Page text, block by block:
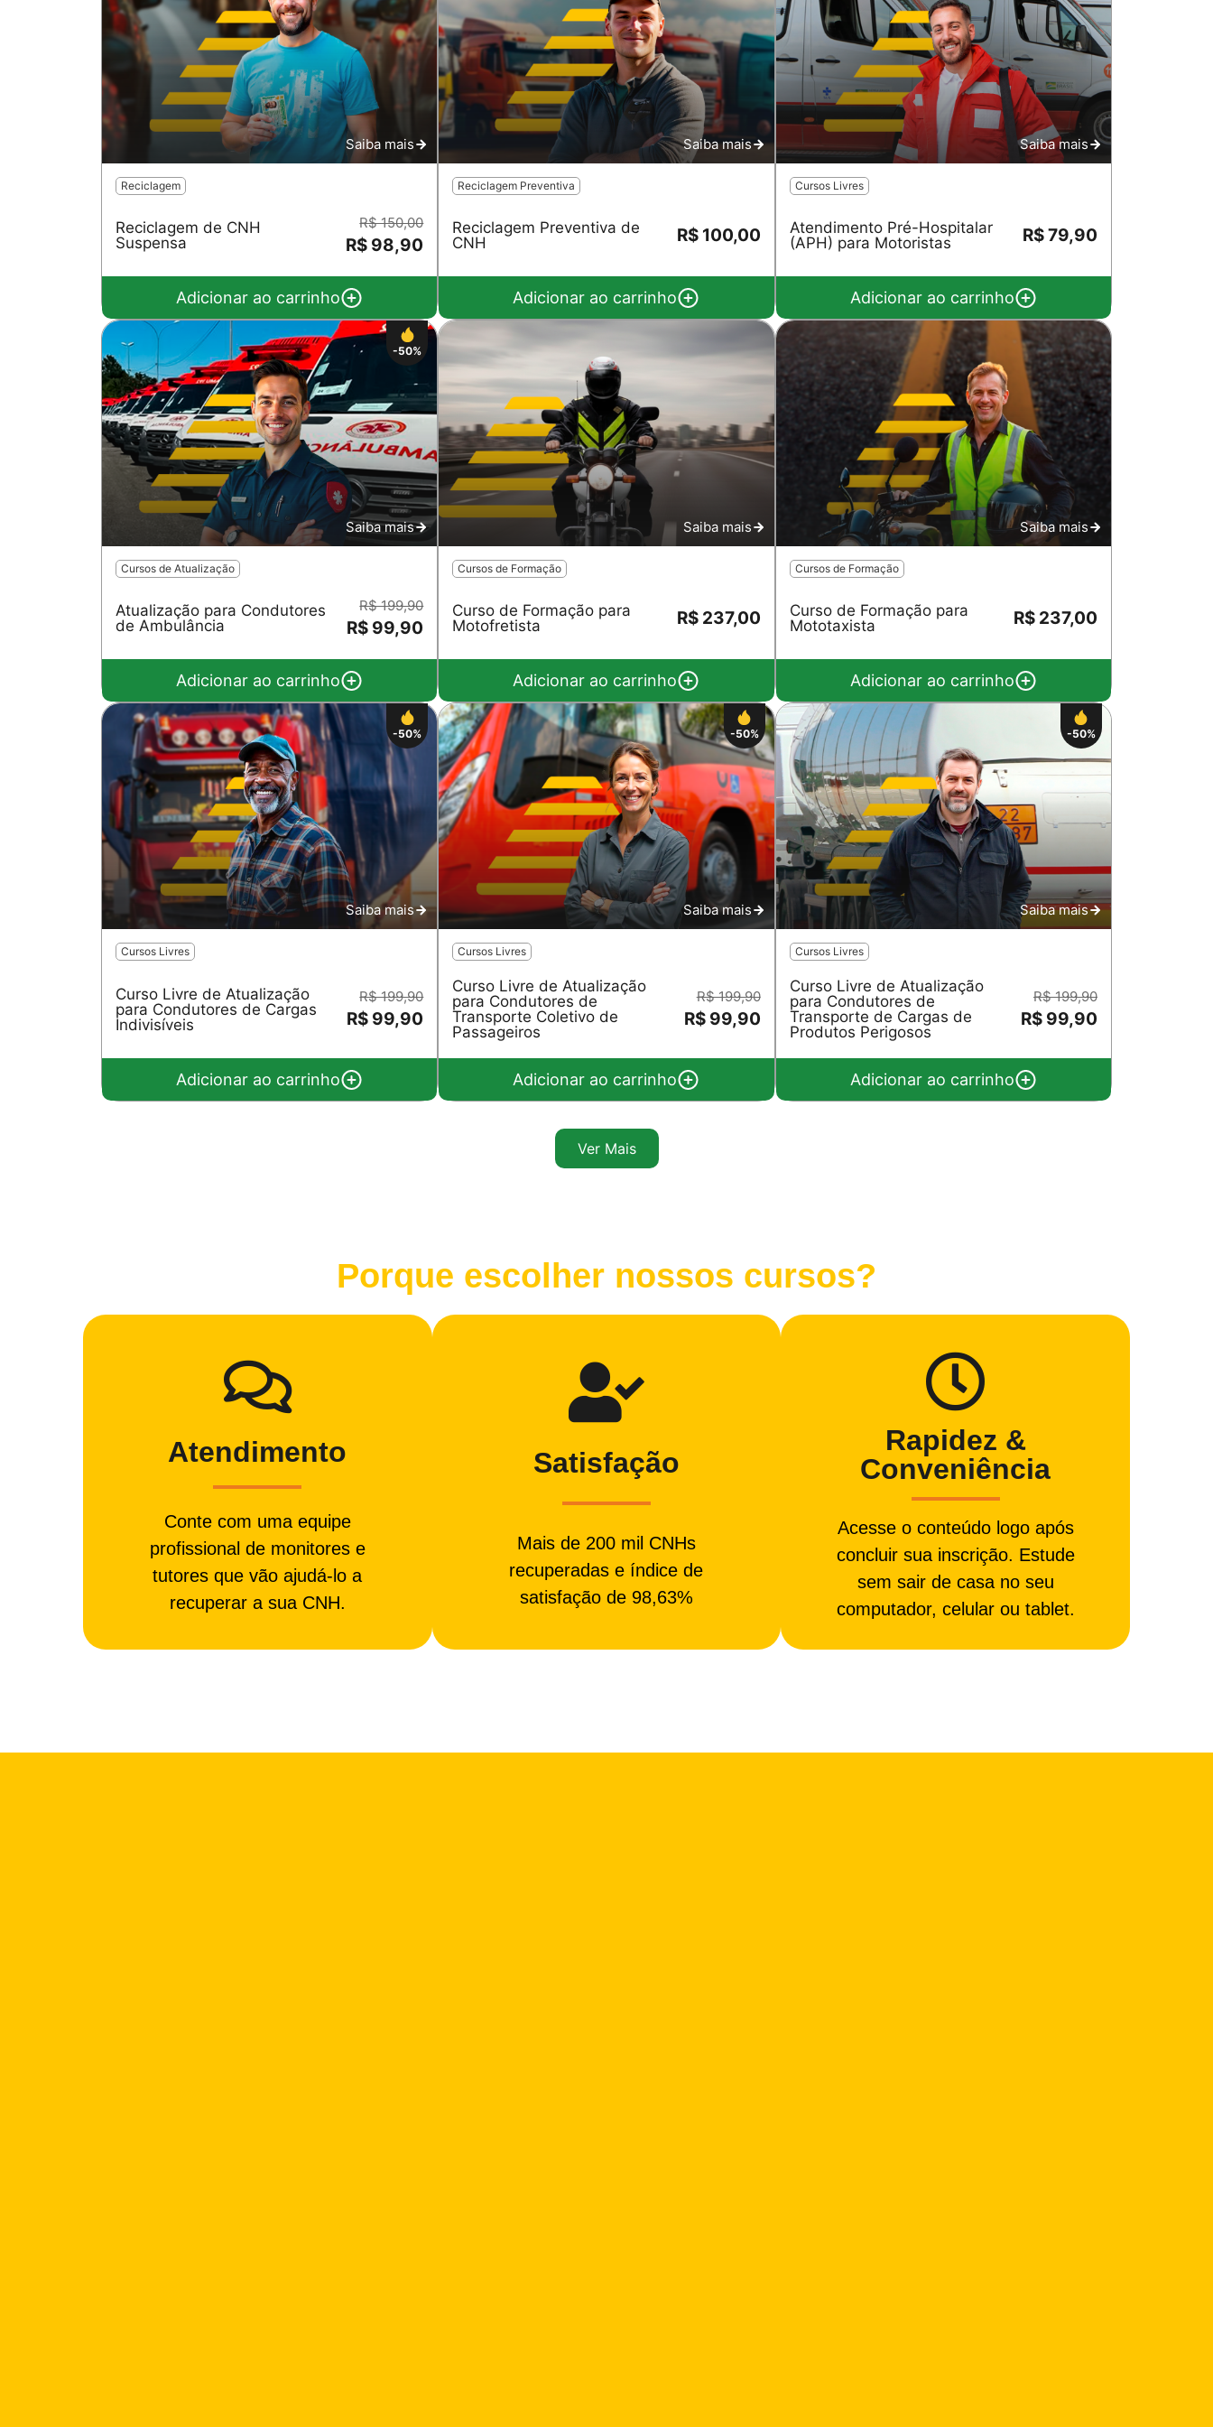
Salvar
Saiba mais
Reciclagem
Reciclagem de CNH
Suspensa
R$ 150,00
R$ 98,90
Adicionar ao carrinho
Saiba mais
Reciclagem Preventiva
Reciclagem Preventiva de
CNH
R$ 100,00
Adicionar ao carrinho
Saiba mais
Cursos Livres
Atendimento Pré-Hospitalar
(APH) para Motoristas
R$ 79,90
Adicionar ao carrinho
-50%
Saiba mais
Cursos de Atualização
Atualização para Condutores
de Ambulância
R$ 199,90
R$ 99,90
Adicionar ao carrinho
Saiba mais
Cursos de Formação
Curso de Formação para
Motofretista
R$ 237,00
Adicionar ao carrinho
Saiba mais
Cursos de Formação
Curso de Formação para
Mototaxista
R$ 237,00
Adicionar ao carrinho
-50%
Saiba mais
Cursos Livres
Curso Livre de Atualização
para Condutores de Cargas
Indivisíveis
R$ 199,90
R$ 99,90
Adicionar ao carrinho
-50%
Saiba mais
Cursos Livres
Curso Livre de Atualização
para Condutores de
Transporte Coletivo de
Passageiros
R$ 199,90
R$ 99,90
Adicionar ao carrinho
-50%
Saiba mais
Cursos Livres
Curso Livre de Atualização
para Condutores de
Transporte de Cargas de
Produtos Perigosos
R$ 199,90
R$ 99,90
Adicionar ao carrinho
Ver Mais
Porque escolher nossos cursos?
Atendimento
Conte com uma equipe
profissional de monitores e
tutores que vão ajudá-lo a
recuperar a sua CNH.
Satisfação
Mais de 200 mil CNHs
recuperadas e índice de
satisfação de 98,63%
Rapidez &
Conveniência
Acesse o conteúdo logo após
concluir sua inscrição. Estude
sem sair de casa no seu
computador, celular ou tablet.